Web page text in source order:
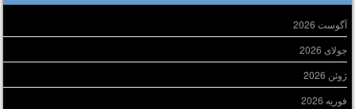
آگوست 2026
جولای 2026
ژوئن 2026
فوریه 2026